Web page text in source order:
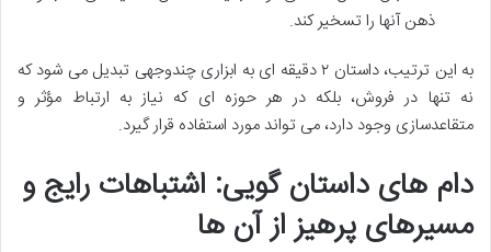
ذهن آنها را تسخیر کند.
به این ترتیب، داستان ۲ دقیقه ای به ابزاری چندوجهی تبدیل می شود که
نه تنها در فروش، بلکه در هر حوزه ای که نیاز به ارتباط مؤثر و
متقاعدسازی وجود دارد، می تواند مورد استفاده قرار گیرد.
دام های داستان گویی: اشتباهات رایج و
مسیرهای پرهیز از آن ها